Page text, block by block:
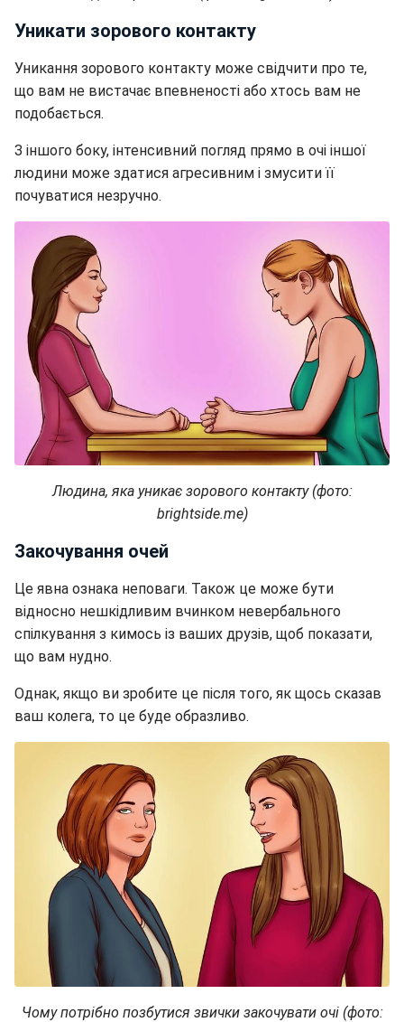
Уникати зорового контакту
Уникання зорового контакту може свідчити про те,
що вам не вистачає впевненості або хтось вам не
подобається.
З іншого боку, інтенсивний погляд прямо в очі іншої
людини може здатися агресивним і змусити її
почуватися незручно.
Людина, яка уникає зорового контакту (фото:
brightside.me)
Закочування очей
Це явна ознака неповаги. Також це може бути
відносно нешкідливим вчинком невербального
спілкування з кимось із ваших друзів, щоб показати,
що вам нудно.
Однак, якщо ви зробите це після того, як щось сказав
ваш колега, то це буде образливо.
Чому потрібно позбутися звички закочувати очі (фото: